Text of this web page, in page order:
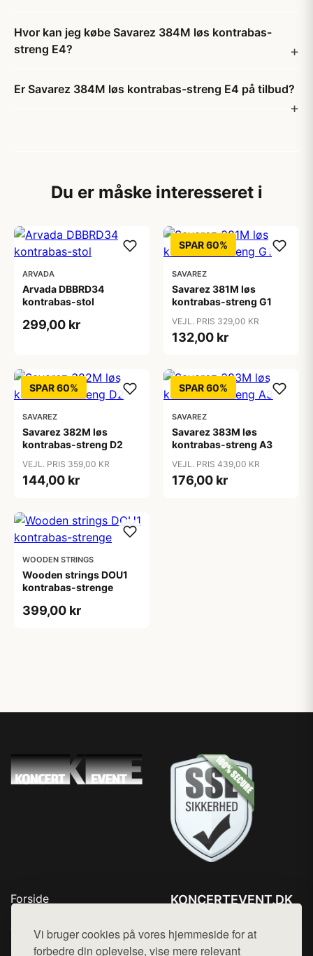
Vi bruger cookies på vores hjemmeside for at
forbedre din oplevelse, vise mere relevant
Hvor kan jeg købe Savarez 384M løs kontrabas-
streng E4?
Er Savarez 384M løs kontrabas-streng E4 på tilbud?
Du er måske interesseret i
ARVADA
Arvada DBBRD34
kontrabas-stol
299,00 kr
SPAR 60%
SAVAREZ
Savarez 381M løs
kontrabas-streng G1
VEJL. PRIS 329,00 KR
132,00 kr
SPAR 60%
SAVAREZ
Savarez 382M løs
kontrabas-streng D2
VEJL. PRIS 359,00 KR
144,00 kr
SPAR 60%
SAVAREZ
Savarez 383M løs
kontrabas-streng A3
VEJL. PRIS 439,00 KR
176,00 kr
WOODEN STRINGS
Wooden strings DOU1
kontrabas-strenge
399,00 kr
Forside
Top Rabatter
Blog
KONCERTEVENT.DK
Mail: hej@want.dk